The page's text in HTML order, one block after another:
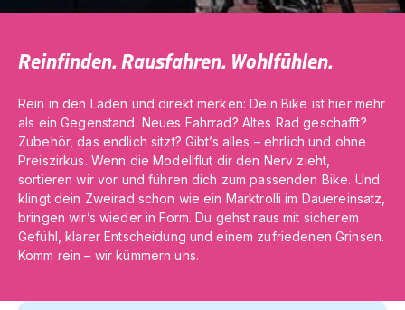
Reinfinden. Rausfahren. Wohlfühlen.
Rein in den Laden und direkt merken: Dein Bike ist hier mehr
als ein Gegenstand. Neues Fahrrad? Altes Rad geschafft?
Zubehör, das endlich sitzt? Gibt’s alles – ehrlich und ohne
Preiszirkus. Wenn die Modellflut dir den Nerv zieht,
sortieren wir vor und führen dich zum passenden Bike. Und
klingt dein Zweirad schon wie ein Marktrolli im Dauereinsatz,
bringen wir’s wieder in Form. Du gehst raus mit sicherem
Gefühl, klarer Entscheidung und einem zufriedenen Grinsen.
Komm rein – wir kümmern uns.